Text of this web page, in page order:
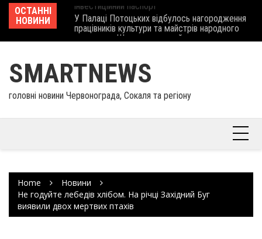
Skip
content
ОСТАННІ
НОВИНИ
У Палаці Потоцьких відбулось нагородження
працівників культури та майстрів народного
мистецтва Шептицького району
SMARTNEWS
головні новини Червонограда, Сокаля та регіону
Home
Новини
Не годуйте лебедів хлібом. На річці Західний Буг
виявили двох мертвих птахів